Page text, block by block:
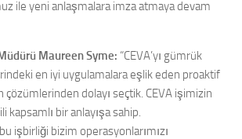
ile yeni anlaşmalara imza atmaya devam
Maureen Syme: “CEVA’yı gümrük
en iyi uygulamalara eşlik eden proaktif
dolayı seçtik. CEVA işimizin
kapsamlı bir anlayışa sahip.
işbirliği bizim operasyonlarımızı